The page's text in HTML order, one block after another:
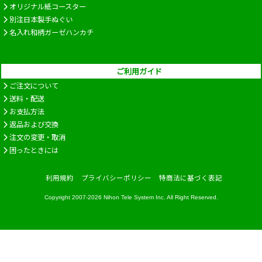
オリジナル紙コースター
別注日本製手ぬぐい
名入れ和柄ガーゼハンカチ
ご利用ガイド
ご注文について
送料・配送
お支払方法
返品および交換
注文の変更・取消
困ったときには
利用規約 プライバシーポリシー 特商法に基づく表記
Copyright 2007-2026 Nihon Tele System Inc. All Right Reserved.